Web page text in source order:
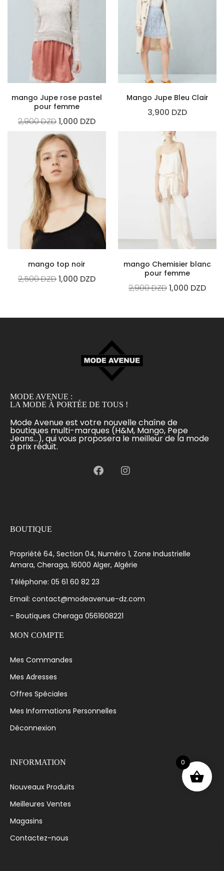
mango Jupe rose pastel
pour femme
2,900DZD1,000 DZD
Mango Jupe Bleu Clair
3,900 DZD
mango top noir
2,500DZD1,000 DZD
mango Chemisier blanc
pour femme
2,900DZD1,000 DZD
MODE AVENUE :
LA MODE À PORTÉE DE TOUS !
Mode Avenue est votre nouvelle chaîne de
boutiques multi-marques (H&M, Mango, Pepe
Jeans...), qui vous proposera le meilleur de la mode
à prix réduit.
BOUTIQUE
Propriété 64, Section 04, Numéro 1, Zone Industrielle
Amara, Cheraga, 16000 Alger, Algérie
Téléphone: 05 61 60 82 23
Email: contact@modeavenue-dz.com
- Boutiques Cheraga 0561608221
MON COMPTE
Mes Commandes
Mes Adresses
Offres Spéciales
Mes Informations Personnelles
Déconnexion
INFORMATION
Nouveaux Produits
Meilleures Ventes
Magasins
Contactez-nous
0